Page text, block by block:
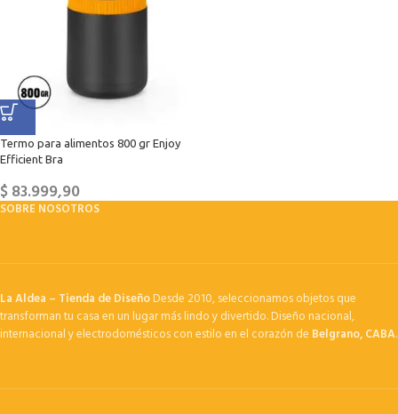
Termo para alimentos 800 gr Enjoy
Efficient Bra
$83.999,90
SOBRE NOSOTROS
La Aldea – Tienda de DiseñoDesde 2010, seleccionamos objetos que
transforman tu casa en un lugar más lindo y divertido. Diseño nacional,
internacional y electrodomésticos con estilo en el corazón de Belgrano, CABA.